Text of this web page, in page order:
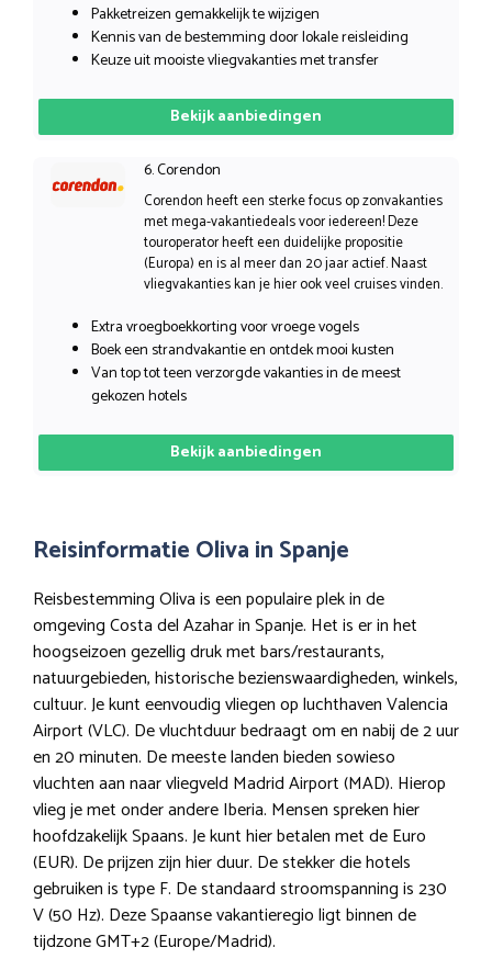
Pakketreizen gemakkelijk te wijzigen
Kennis van de bestemming door lokale reisleiding
Keuze uit mooiste vliegvakanties met transfer
Bekijk aanbiedingen
6. Corendon
Corendon heeft een sterke focus op zonvakanties
met mega-vakantiedeals voor iedereen! Deze
touroperator heeft een duidelijke propositie
(Europa) en is al meer dan 20 jaar actief. Naast
vliegvakanties kan je hier ook veel cruises vinden.
Extra vroegboekkorting voor vroege vogels
Boek een strandvakantie en ontdek mooi kusten
Van top tot teen verzorgde vakanties in de meest
gekozen hotels
Bekijk aanbiedingen
Reisinformatie Oliva in Spanje
Reisbestemming Oliva is een populaire plek in de
omgeving Costa del Azahar in Spanje. Het is er in het
hoogseizoen gezellig druk met bars/restaurants,
natuurgebieden, historische bezienswaardigheden, winkels,
cultuur. Je kunt eenvoudig vliegen op luchthaven Valencia
Airport (VLC). De vluchtduur bedraagt om en nabij de 2 uur
en 20 minuten. De meeste landen bieden sowieso
vluchten aan naar vliegveld Madrid Airport (MAD). Hierop
vlieg je met onder andere Iberia. Mensen spreken hier
hoofdzakelijk Spaans. Je kunt hier betalen met de Euro
(EUR). De prijzen zijn hier duur. De stekker die hotels
gebruiken is type F. De standaard stroomspanning is 230
V (50 Hz). Deze Spaanse vakantieregio ligt binnen de
tijdzone GMT+2 (Europe/Madrid).